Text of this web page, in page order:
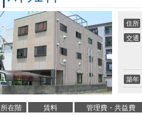
住所
交通
築年
所在階 賃料 管理費・共益費